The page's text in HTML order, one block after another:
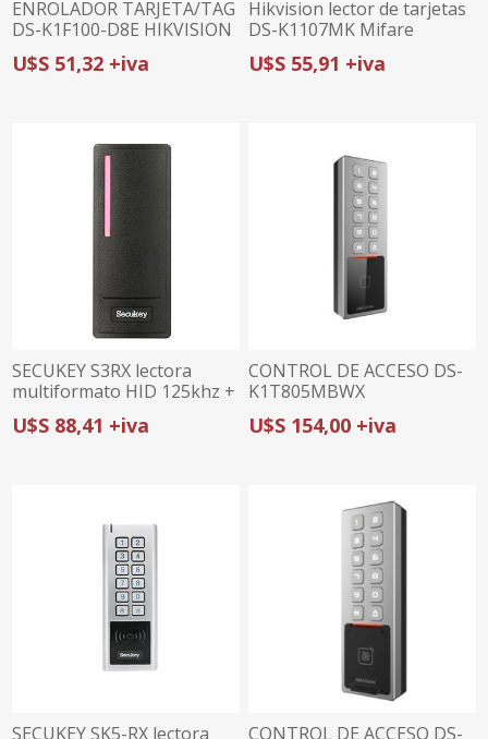
ENROLADOR TARJETA/TAG
DS-K1F100-D8E HIKVISION
U$S 51,32 +iva
Hikvision lector de tarjetas
DS-K1107MK Mifare
13.56khz
U$S 55,91 +iva
SECUKEY S3RX lectora
multiformato HID 125khz +
EM + MF
U$S 88,41 +iva
CONTROL DE ACCESO DS-
K1T805MBWX
(teclado/tarjeta) HIKVISION
U$S 154,00 +iva
SECUKEY SK5-RX lectora
CONTROL DE ACCESO DS-